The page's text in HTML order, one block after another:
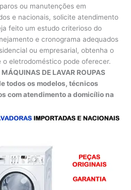
ou manutenções em
e nacionais, solicite atendimento
feito um estudo criterioso do
e cronograma adequados
ou empresarial, obtenha o
o eletrodoméstico pode oferecer.
DE LAVAR ROUPAS
todos os modelos, técnicos
com atendimento a domicílio na